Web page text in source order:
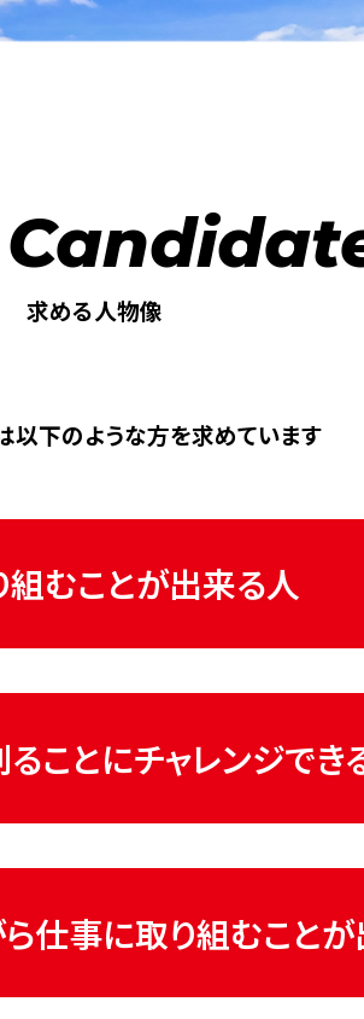
求める人物像
以下のような方を求めています
組むことが出来る人
ことにチャレンジでき
仕事に取り組むこと